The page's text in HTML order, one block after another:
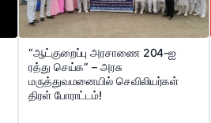
“ஆட்குறைப்பு அரசாணை 204-ஐ
ரத்து செய்க” – அரசு
மருத்துவமனையில் செவிலியர்கள்
திரள் போராட்டம்!